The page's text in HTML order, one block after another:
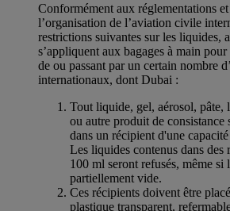
Conformément aux réglementations
l’organisation de l’aviation civile
restrictions suivantes sur les liquides,
s’appliquent aux bagages à main
de ou passant par un certain nombre
internationaux, dont Dubai :
Tout liquide, gel, aérosol, pâte,
ou autre produit de
dans un récipient d'une capacité
Les liquides contenus dans des
100 ml seront refusés, même si
partiellement vide.
Ces récipients doivent être
plastique transparent,